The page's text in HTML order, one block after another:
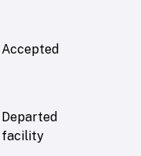
Accepted
Departed
facility